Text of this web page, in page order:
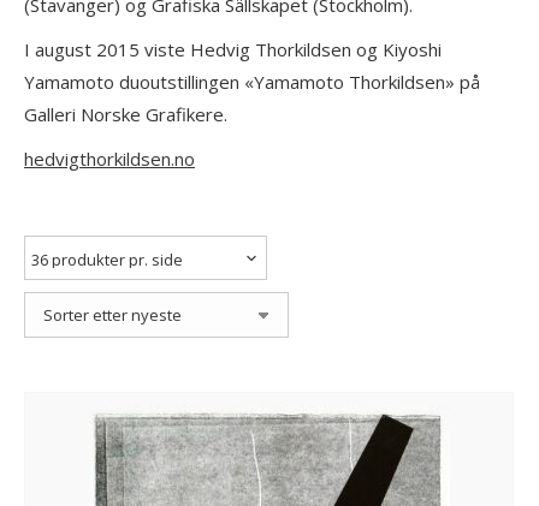
(Stavanger) og Grafiska Sällskapet (Stockholm).
I august 2015 viste Hedvig Thorkildsen og Kiyoshi
Yamamoto duoutstillingen «Yamamoto Thorkildsen» på
Galleri Norske Grafikere.
hedvigthorkildsen.no